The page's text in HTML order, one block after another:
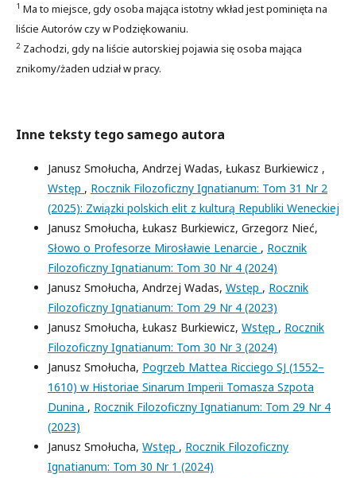
1 Ma to miejsce, gdy osoba mająca istotny wkład jest pominięta na
liście Autorów czy w Podziękowaniu.
2 Zachodzi, gdy na liście autorskiej pojawia się osoba mająca
znikomy/żaden udział w pracy.
Inne teksty tego samego autora
Janusz Smołucha, Andrzej Wadas, Łukasz Burkiewicz ,
Wstęp , Rocznik Filozoficzny Ignatianum: Tom 31 Nr 2
(2025): Związki polskich elit z kulturą Republiki Weneckiej
Janusz Smołucha, Łukasz Burkiewicz, Grzegorz Nieć,
Słowo o Profesorze Mirosławie Lenarcie , Rocznik
Filozoficzny Ignatianum: Tom 30 Nr 4 (2024)
Janusz Smołucha, Andrzej Wadas, Wstęp , Rocznik
Filozoficzny Ignatianum: Tom 29 Nr 4 (2023)
Janusz Smołucha, Łukasz Burkiewicz, Wstęp , Rocznik
Filozoficzny Ignatianum: Tom 30 Nr 3 (2024)
Janusz Smołucha, Pogrzeb Mattea Ricciego SJ (1552–
1610) w Historiae Sinarum Imperii Tomasza Szpota
Dunina , Rocznik Filozoficzny Ignatianum: Tom 29 Nr 4
(2023)
Janusz Smołucha, Wstęp , Rocznik Filozoficzny
Ignatianum: Tom 30 Nr 1 (2024)